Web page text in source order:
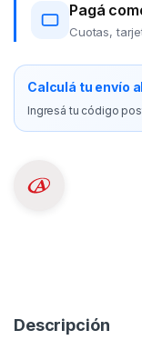
Pagá
Cuotas,
Calculá tu envío
Ingresá tu código
Descripción